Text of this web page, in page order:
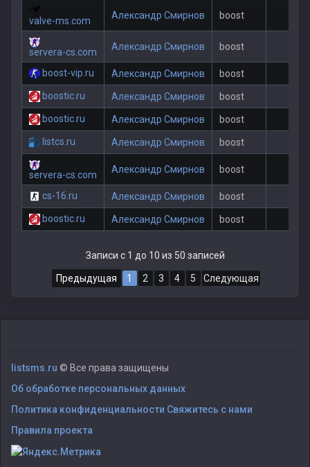
valve-ms.com Александр Смирнов boost
servera-cs.com Александр Смирнов boost
boost-vip.ru Александр Смирнов boost
boostic.ru
Александр Смирнов boost
boostic.ru
Александр Смирнов boost
listcs.ru
Александр Смирнов boost
servera-cs.com Александр Смирнов boost
cs-16.ru Александр Смирнов boost
boostic.ru
Александр Смирнов boost
Записи с 1 до 10 из 50 записей
Предыдущая 1 2 3 4 5 Следующая
listsms.ru © Все права защищены
Об обработке персональных данных
Политика конфиденциальности Свяжитесь с нами
Правила проекта